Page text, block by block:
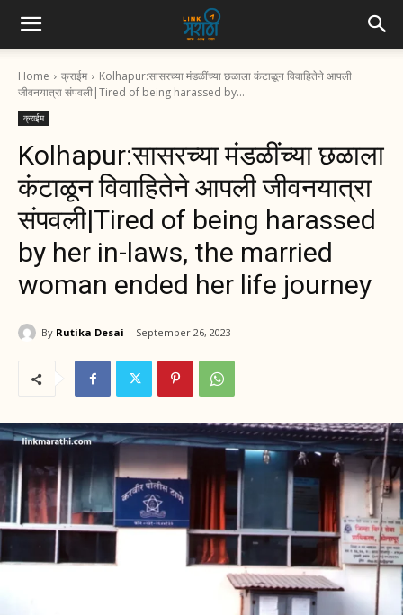
Home क्राईम
Kolhapur:सासरच्या मंडळींच्या छळाला कंटाळून विवाहितेने आपली
जीवनयात्रा संपवली|Tired of being harassed by...
क्राईम
Kolhapur:सासरच्या मंडळींच्या छळाला
कंटाळून विवाहितेने आपली जीवनयात्रा
संपवली|Tired of being harassed
by her in-laws, the married
woman ended her life journey
By Rutika Desai September 26, 2023